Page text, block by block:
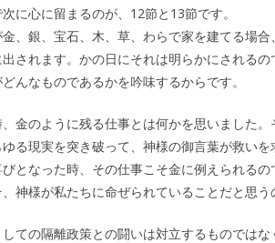
に心に留まるのが、12節と13節です。
、銀、宝石、木、草、わらで家を建てる場合、
されます。かの日にそれは明らかにされる
んなものであるかを吟味するからです。
金のように残る仕事とは何かを思いました
る現実を突き破って、神様の御言葉が救いを
となった時、その仕事こそ金に例えられる
神様が私たちに命ぜられていることだと思う
ての隔離政策との闘いは対立するものでは